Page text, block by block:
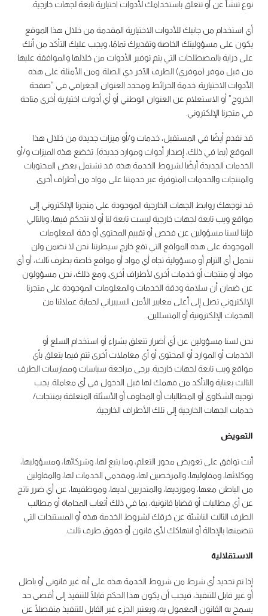
نوع تنشأ عن أو تتعلق باستخدامك لأدوات اختيارية تابعة لجهات خارجية.
أي استخدام من جانبك للأدوات الاختيارية المقدمة من خلال هذا الموقع
يكون على مسؤوليتك الخاصة وتقديرك تمامًا، ويجب عليك التأكد من أنك
على دراية بالمصطلحات التي يتم توفير الأدوات من خلالها والموافقة عليها
من قبل موفر (موفري) الطرف الآخر ذي الصلة. ومن الأمثلة على هذه
الأدوات الاختيارية: خدمة الخرائط ومحدد العنوان الجغرافي في “صفحة
الخروج” أو الاستعلام عن العنوان الوطني أو أي أدوات اختيارية أخرى متاحة
في متجرنا الإلكتروني.
قد نقدم أيضًا في المستقبل، خدمات و/أو ميزات جديدة من خلال هذا
الموقع (بما في ذلك، إصدار أدوات وموارد جديدة). تخضع هذه الميزات و/أو
الخدمات الجديدة أيضًا لشروط الخدمة هذه. قد تشتمل بعض المحتويات
والمنتجات والخدمات المتوفرة عبر خدمتنا على مواد من أطراف أخرى.
قد توجهك روابط الجهات الخارجية الموجودة على متجرنا الإلكتروني إلى
مواقع ويب تابعة لجهات خارجية ليست تابعة لنا أو لا نتحكم فيها، وبالتالي
فإننا لسنا مسؤولين عن فحص أو تقييم المحتوى أو دقة المعلومات
الموجودة على هذه المواقع التي تقع خارج سيطرتنا. نحن لا نضمن ولن
نتحمل أي التزام أو مسؤولية تجاه أي مواد أو مواقع خاصة بطرف ثالث، أو أي
مواد أو منتجات أو خدمات أخرى لأطراف أخرى. ومع ذلك، نحن مسؤولون
عن ضمان أن سلامة ودقة الخدمات والمعلومات الموجودة على متجرنا
الإلكتروني تصل إلى أعلى معايير الأمن السيبراني لحماية عملائنا من
الهجمات الإلكترونية أو المتسللين.
نحن لسنا مسؤولين عن أي أضرار تتعلق بشراء أو استخدام السلع أو
الخدمات أو الموارد أو المحتوى أو أي معاملات أخرى تتم فيما يتعلق بأي
مواقع ويب تابعة لجهات خارجية. يرجى مراجعة سياسات وممارسات الطرف
الثالث بعناية والتأكد من فهمك لها قبل الدخول في أي معاملة. يجب
توجيه الشكاوى أو المطالبات أو المخاوف أو الأسئلة المتعلقة بمنتجات/
خدمات الجهات الخارجية إلى تلك الأطراف الخارجية.
التعويض
أنت توافق على تعويض محور التعلم، وما يتبع لها، وشركائها، ومسؤوليها،
ووكلائها، ومقاوليها، والمرخصين لها، ومقدمي الخدمات لها، والمقاولين
من الباطن معها، ومورديها، والمتدربين لديها، وموظفيها، عن أي ضرر ناتج
عن أي مطالبات أو قضايا قانونية، بما في ذلك أتعاب المحاماة أو مطالب
الطرف الثالث الناشئة عن خرقك لشروط الخدمة هذه أو المستندات التي
تتضمنها بالإحالة أو انتهاكك لأي قانون أو حقوق طرف ثالث.
الاستقلالية
إذا تم تحديد أي شرط من شروط الخدمة هذه على أنه غير قانوني أو باطل
أو غير قابل للتنفيذ، فيجب أن يكون هذا الحكم قابلًا للتنفيذ إلى أقصى حد
يسمح به القانون المعمول به، ويعتبر الجزء غير القابل للتنفيذ منفصلًا عن